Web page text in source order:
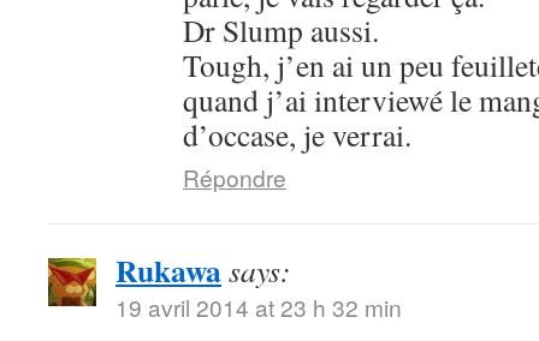
Dr Slump aussi.
Tough, j’en ai un peu
quand j’ai interviewé le
d’occase, je verrai.
Répondre
Rukawasays:
19 avril 2014 at 23 h 32 min